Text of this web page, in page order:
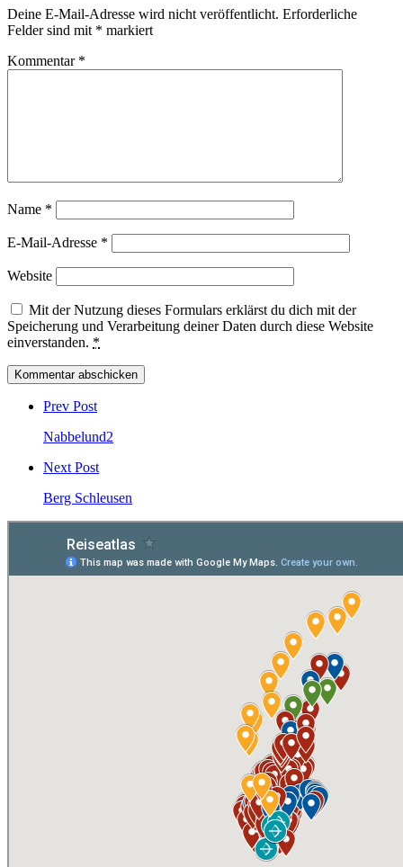
Deine E-Mail-Adresse wird nicht veröffentlicht. Erforderliche
Felder sind mit * markiert
Kommentar *
Name *
E-Mail-Adresse *
Website
Mit der Nutzung dieses Formulars erklärst du dich mit der
Speicherung und Verarbeitung deiner Daten durch diese Website
einverstanden. *
Post
comment
Prev Post
Nabbelund2
Next Post
Berg Schleusen